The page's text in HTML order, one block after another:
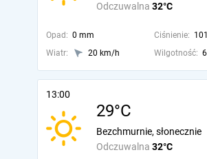
Odczuwalna 32°C
Opad: 0 mm Ciśnienie:
Wiatr:
20 km/h Wilgotność:
13:00
29°C
Odczuwalna 32°C
Bezchmurnie, słonecznie